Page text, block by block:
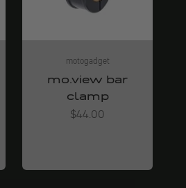
motogadget
mo.view bar
clamp
Angebot
$44.00